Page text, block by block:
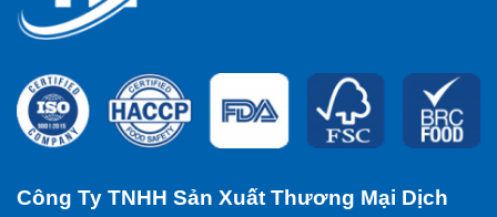
Công Ty TNHH Sản Xuất Thương Mại Dịch